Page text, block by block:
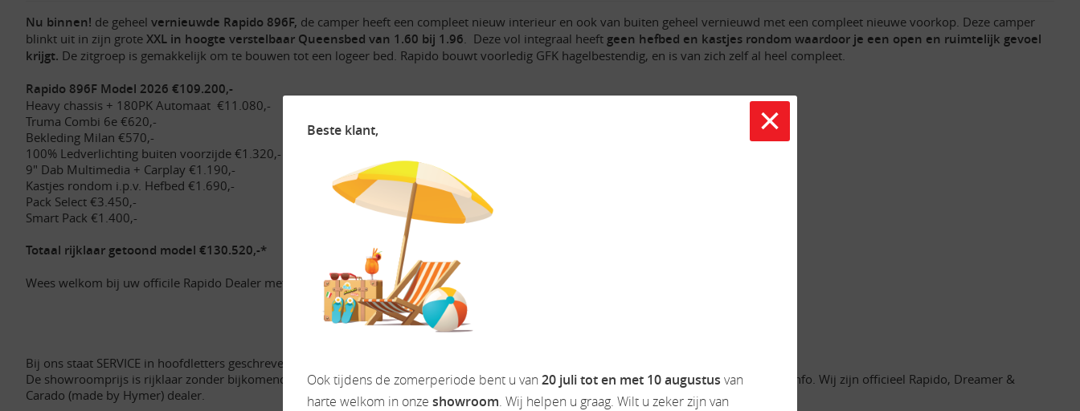
Nu binnen! de geheel vernieuwde Rapido 896F, de camper heeft een compleet nieuw interieur en ook van buiten geheel vernieuwd met een compleet nieuwe voorkop. Deze camper
blinkt uit in zijn grote XXL in hoogte verstelbaar Queensbed van 1.60 bij 1.96. Deze vol integraal heeft geen hefbed en kastjes rondom waardoor je een open en ruimtelijk gevoel
krijgt. De zitgroep is gemakkelijk om te bouwen tot een logeer bed. Rapido bouwt voorledig GFK hagelbestendig, en is van zich zelf al heel compleet.
Rapido 896F Model 2026 €109.200,-
Heavy chassis + 180PK Automaat €11.080,-
Truma Combi 6e €620,-
Bekleding Milan €570,-
100% Ledverlichting buiten voorzijde €1.320,-
9" Dab Multimedia + Carplay €1.190,-
Kastjes rondom i.p.v. Hefbed €1.690,-
Pack Select €3.450,-
Smart Pack €1.400,-
Totaal rijklaar getoond model €130.520,-*
Wees welkom bij uw officile Rapido Dealer met een compleet eigen service center voor zowel het auto gedeelte als de opbouw.
Bij ons staat SERVICE in hoofdletters geschreven.
De showroomprijs is rijklaar zonder bijkomende kosten en inclusief bovaggarantie. Zie onze website WWW.CAMPERDREAM.NL voor meer info. Wij zijn officieel Rapido, Dreamer &
Carado (made by Hymer) dealer.
Beste klant,
Ook tijdens de zomerperiode bent u van 20 juli tot en met 10 augustus van
harte welkom in onze showroom. Wij helpen u graag. Wilt u zeker zijn van
×